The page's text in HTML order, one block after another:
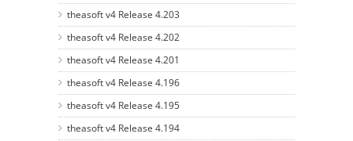
theasoft v4 Release 4.203
theasoft v4 Release 4.202
theasoft v4 Release 4.201
theasoft v4 Release 4.196
theasoft v4 Release 4.195
theasoft v4 Release 4.194